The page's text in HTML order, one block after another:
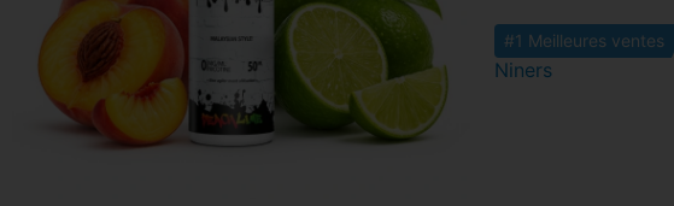
#1 Meilleures ventes
Niners